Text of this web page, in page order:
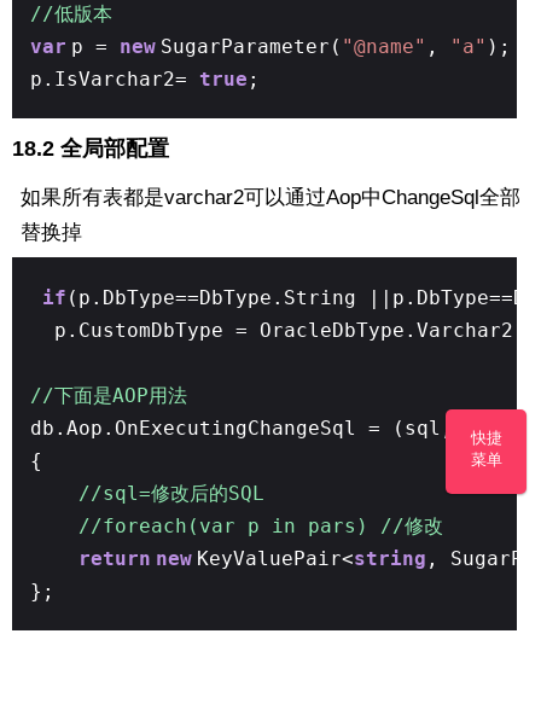
//低版本
var p = new SugarParameter( "@name" , "a" );
p.IsVarchar2= true ;
18.2 全局部配置
如果所有表都是varchar2可以通过Aop中ChangeSql全部
替换掉
if (p.DbType==DbType.String
p.CustomDbType = OracleDbType.Varchar2
//下面是AOP用法
db.Aop.OnExecutingChangeSql = (sql, pars)
{
//sql=修改后的SQL
//foreach(var p in pars) //修改
return new KeyValuePair<string ,
};
快捷
菜单